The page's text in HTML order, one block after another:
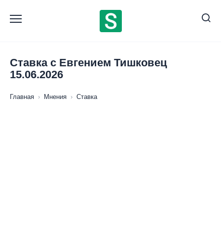
содержанию
Ставка с Евгением Тишковец
15.06.2026
Главная › Мнения › Ставка